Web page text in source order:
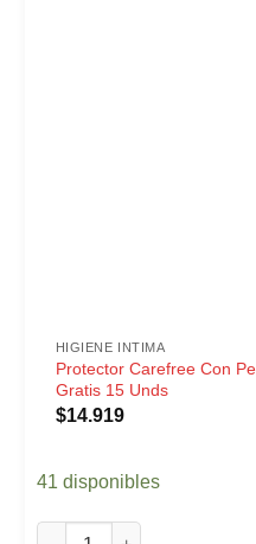
HIGIENE INTIMA
Protector Carefree Con
Gratis 15 Unds
$14.919
41 disponibles
Protector Carefree Con